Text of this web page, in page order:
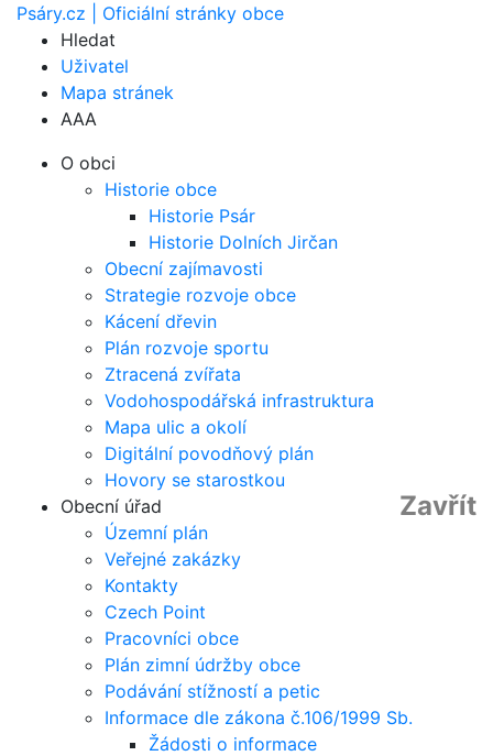
Psáry.cz | Oficiální stránky obce
Hledat
Uživatel
Mapa stránek
AAA
O obci
Historie obce
Historie Psár
Historie Dolních Jirčan
Obecní zajímavosti
Strategie rozvoje obce
Kácení dřevin
Plán rozvoje sportu
Ztracená zvířata
Vodohospodářská infrastruktura
Mapa ulic a okolí
Digitální povodňový plán
Hovory se starostkou
Zavřít
Obecní úřad
Územní plán
Veřejné zakázky
Kontakty
Czech Point
Pracovníci obce
Plán zimní údržby obce
Podávání stížností a petic
Informace dle zákona č.106/1999 Sb.
Žádosti o informace